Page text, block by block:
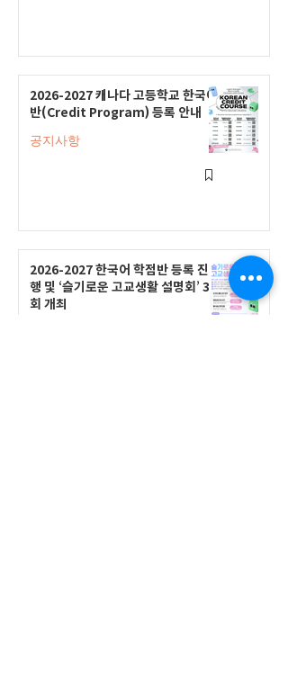
2026-2027 캐나다 고등학교 한국어
반(Credit Program) 등록 안내
공지사항
2026-2027 한국어 학점반 등록 진
행 및 ‘슬기로운 고교생활 설명회’ 3
회 개최